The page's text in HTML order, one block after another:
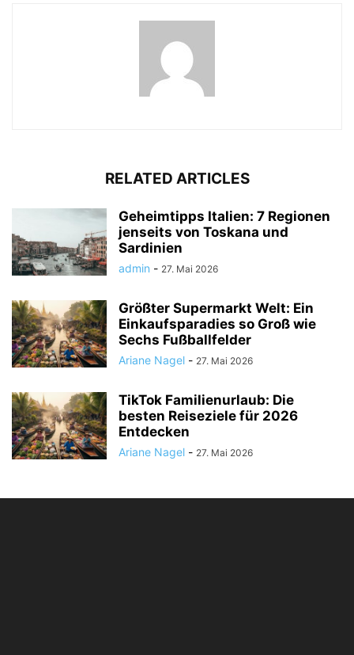
RELATED ARTICLES
Geheimtipps Italien: 7 Regionen
jenseits von Toskana und
Sardinien
admin - 27. Mai 2026
Größter Supermarkt Welt: Ein
Einkaufsparadies so Groß wie
Sechs Fußballfelder
Ariane Nagel - 27. Mai 2026
TikTok Familienurlaub: Die
besten Reiseziele für 2026
Entdecken
Ariane Nagel - 27. Mai 2026